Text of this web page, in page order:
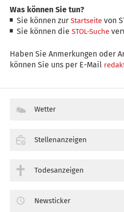
Was können Sie tun?
Sie können zurStartseite von
Sie können dieSTOL-Suche
Haben Sie Anmerkungen oder
können Sie uns per E-Mail
Wetter
Stellenanzeigen
Todesanzeigen
Newsticker